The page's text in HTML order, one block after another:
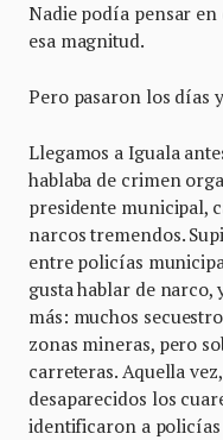
Nadie podía pensar
esa magnitud.
Pero pasaron los días
Llegamos a Iguala
hablaba de crimen
presidente municipal,
narcos tremendos.
entre policías
gusta hablar de narco,
más: muchos
zonas mineras, pero
carreteras. Aquella
desaparecidos los
identificaron a